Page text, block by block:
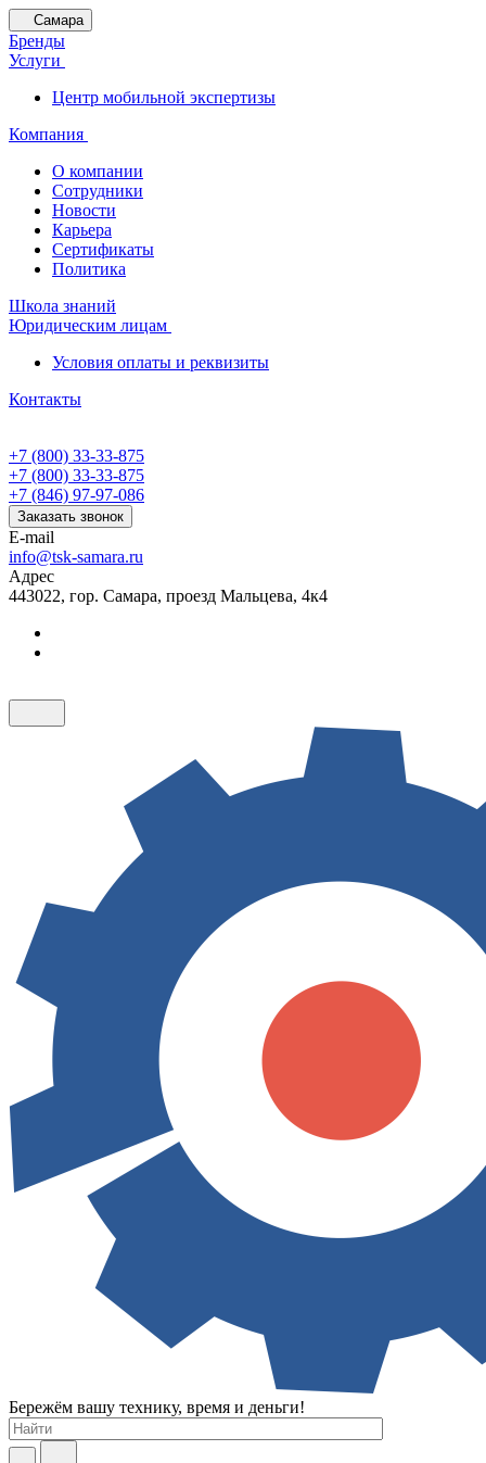
Самара
Бренды
Услуги
Центр мобильной экспертизы
Компания
О компании
Сотрудники
Новости
Карьера
Сертификаты
Политика
Школа знаний
Юридическим лицам
Условия оплаты и реквизиты
Контакты
+7 (800) 33-33-875
+7 (800) 33-33-875
+7 (846) 97-97-086
Заказать звонок
E-mail
info@tsk-samara.ru
Адрес
443022, гор. Самара, проезд Мальцева, 4к4
Бережём вашу технику, время и деньги!